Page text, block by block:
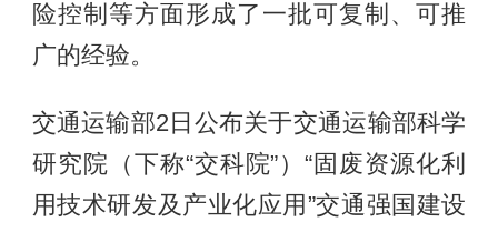
险控制等方面形成了一批可复制、可推
广的经验。
交通运输部2日公布关于交通运输部科学
研究院（下称“交科院”）“固废资源化利
用技术研发及产业化应用”交通强国建设